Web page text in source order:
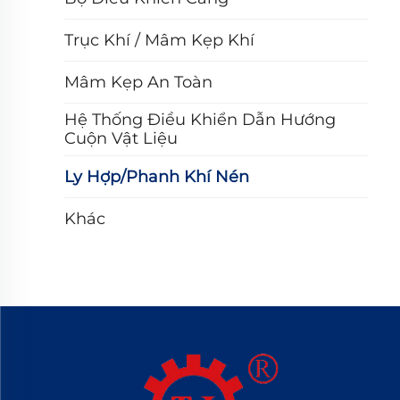
Trục Khí / Mâm Kẹp Khí
Mâm Kẹp An Toàn
Hệ Thống Điều Khiển Dẫn Hướng
Cuộn Vật Liệu
Ly Hợp/phanh Khí Nén
Khác